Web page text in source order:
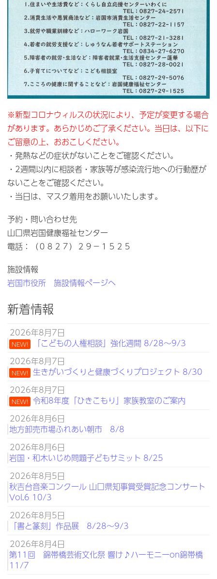
※新型コロナウィルスの状況により、予定が変更する場合
があります。あらかじめご了承ください。当日は、以下に
ご留意の上、おおこしください。
・発熱などの症状がないことをご確認ください。
・2週間以内に相談者・家族等が感染流行地への行動歴が
ないことをご確認ください。
・当日は、マスク着用をお願いいたします。
予約・問い合わせ先
山口県岩国健康福祉センター
電話：（０８２７）２９－１５２５
施設情報
岩国市役所 施設情報ページへ
新着情報
2026年8月7日
NEW!
「こどもの人権相談」強化週間 8/28～9/3
2026年8月7日
NEW! 生きがいづくりと健康づくりプロジェクト 8/30
2026年8月7日
NEW! 令和8年度「ひきこもり」家族教室のご案内
2026年8月6日
地方卸売市場ふれあい朝市 8/8
2026年8月6日
岩国・和木いじめ問題子どもサミット 8/25
2026年8月5日
秋吉台音楽コンクール 山口県知事賞受賞記念コンサート
Vol.6 10/3
2026年8月5日
「書と篆刻」作品展 8/28～9/3
2026年8月4日
第11回 錦帯橋芸術文化祭 響け♪ハーモニーon錦帯橋
11/7